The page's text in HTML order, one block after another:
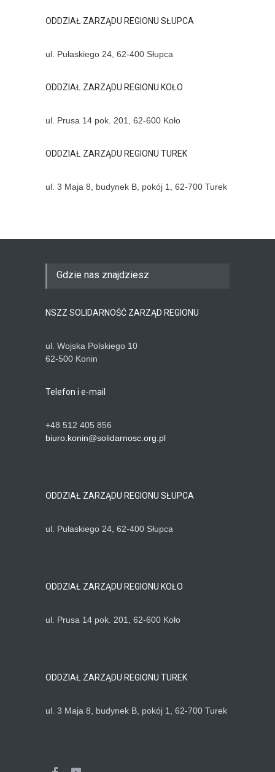
ODDZIAŁ ZARZĄDU REGIONU SŁUPCA
ul. Pułaskiego 24, 62-400 Słupca
ODDZIAŁ ZARZĄDU REGIONU KOŁO
ul. Prusa 14 pok. 201, 62-600 Koło
ODDZIAŁ ZARZĄDU REGIONU TUREK
ul. 3 Maja 8, budynek B, pokój 1, 62-700 Turek
Gdzie nas znajdziesz
NSZZ SOLIDARNOŚĆ ZARZĄD REGIONU
ul. Wojska Polskiego 10
62-500 Konin
Telefon i e-mail
+48 512 405 856
biuro.konin@solidarnosc.org.pl
ODDZIAŁ ZARZĄDU REGIONU SŁUPCA
ul. Pułaskiego 24, 62-400 Słupca
ODDZIAŁ ZARZĄDU REGIONU KOŁO
ul. Prusa 14 pok. 201, 62-600 Koło
ODDZIAŁ ZARZĄDU REGIONU TUREK
ul. 3 Maja 8, budynek B, pokój 1, 62-700 Turek